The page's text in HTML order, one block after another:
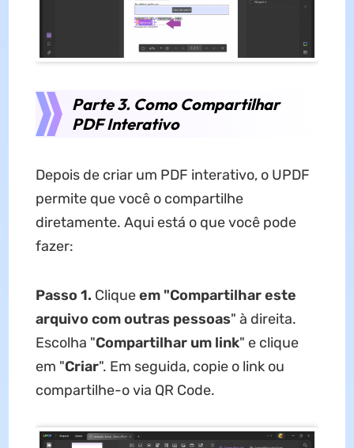
Parte 3. Como Compartilhar
PDF Interativo
Depois de criar um PDF interativo, o UPDF
permite que você o compartilhe
diretamente. Aqui está o que você pode
fazer:
Passo 1. Cliqueem "Compartilhar este
arquivo com outras pessoas" à direita.
Escolha "Compartilhar um link" e clique
em "Criar". Em seguida, copie o link ou
compartilhe-o via QR Code.